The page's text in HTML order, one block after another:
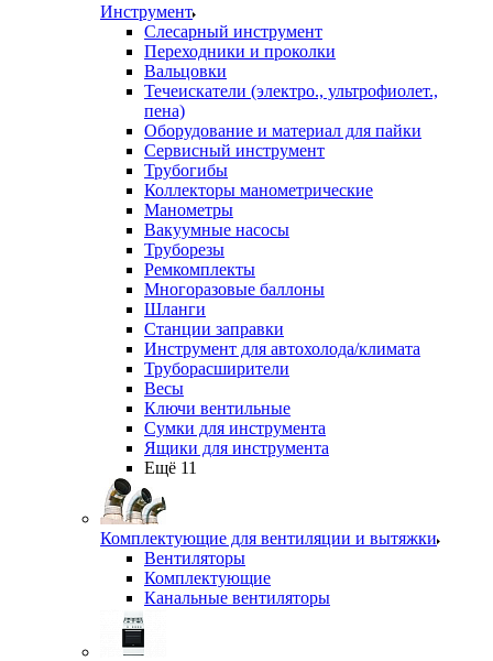
Инструмент
Слесарный инструмент
Переходники и проколки
Вальцовки
Течеискатели (электро., ультрофиолет.,
пена)
Оборудование и материал для пайки
Сервисный инструмент
Трубогибы
Коллекторы манометрические
Манометры
Вакуумные насосы
Труборезы
Ремкомплекты
Многоразовые баллоны
Шланги
Станции заправки
Инструмент для автохолода/климата
Труборасширители
Весы
Ключи вентильные
Сумки для инструмента
Ящики для инструмента
Ещё 11
Комплектующие для вентиляции и вытяжки
Вентиляторы
Комплектующие
Канальные вентиляторы